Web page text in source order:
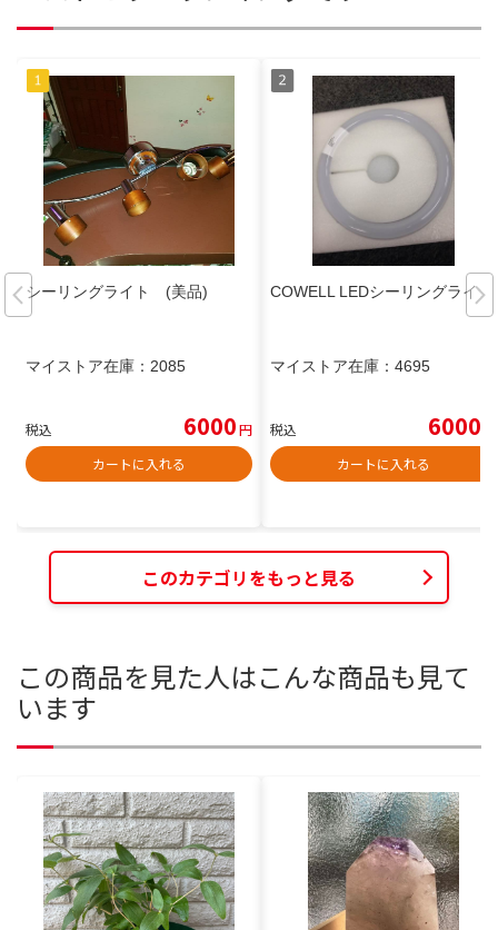
シーリングライト (美品)
マイストア在庫： 2085
税込 6000円
カートに入れる
COWELL LEDシーリングライト
マイストア在庫： 4695
税込 6000
カートに入れる
このカテゴリをもっと見る
この商品を見た人はこんな商品も見て
います